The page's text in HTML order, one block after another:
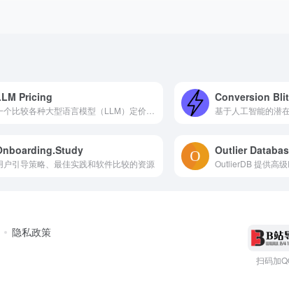
Pricing Conversion
户引导策略、最佳实践和软件比较的资源
Outlier
隐私政策
扫码加